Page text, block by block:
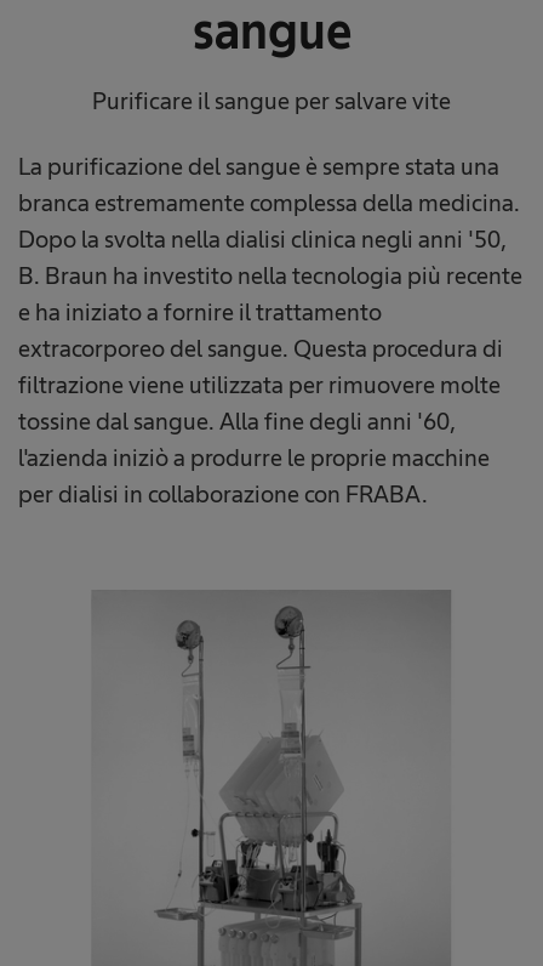
sangue
Purificare il sangue per salvare vite
La purificazione del sangue è sempre stata una
branca estremamente complessa della medicina.
Dopo la svolta nella dialisi clinica negli anni '50,
B. Braun ha investito nella tecnologia più recente
e ha iniziato a fornire il trattamento
extracorporeo del sangue. Questa procedura di
filtrazione viene utilizzata per rimuovere molte
tossine dal sangue. Alla fine degli anni '60,
l'azienda iniziò a produrre le proprie macchine
per dialisi in collaborazione con FRABA.